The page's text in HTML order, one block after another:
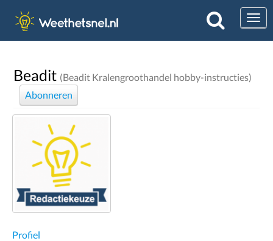
Beadit (Beadit Kralengroothandel hobby-instructies)
Abonneren
Profiel